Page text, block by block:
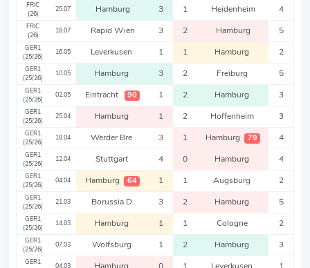
FRIC
(26)
25.07 Hamburg 3 1 Heidenheim 4
FRIC
(26)
18.07 Rapid Wien 3 2 Hamburg 5
GER1
(25/26)
16.05 Leverkusen 1 1 Hamburg 2
GER1
(25/26)
10.05 Hamburg 3 2 Freiburg 5
GER1
(25/26)
02.05 Eintracht 90 1 2 Hamburg 3
GER1
(25/26)
25.04 Hamburg 1 2 Hoffenheim 3
GER1
(25/26)
18.04 Werder Bre 3 1 Hamburg 79 4
GER1
(25/26)
12.04 Stuttgart 4 0 Hamburg 4
GER1
(25/26)
04.04 Hamburg 64 1 1 Augsburg 2
GER1
(25/26)
21.03 Borussia D 3 2 Hamburg 5
GER1
(25/26)
14.03 Hamburg 1 1 Cologne 2
GER1
(25/26)
07.03 Wolfsburg 1 2 Hamburg 3
GER1
04.03